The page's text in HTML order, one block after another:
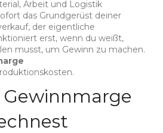
Arbeit und Logistik
das Grundgerüst deiner
, der eigentliche
erst, wenn du weißt,
musst, um Gewinn zu machen.